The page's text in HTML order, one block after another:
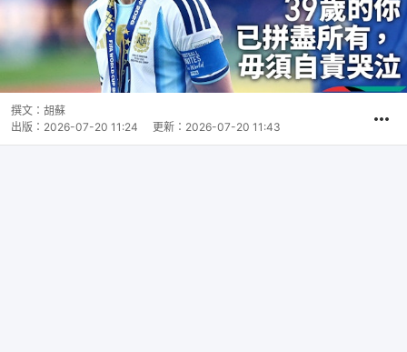
撰文： 胡蘇
出版： 2026-07-20 11:24 更新： 2026-07-20 11:43